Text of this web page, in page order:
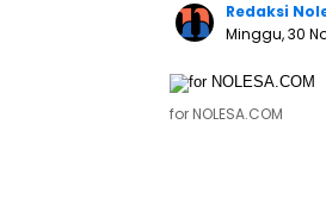
Redaksi
Minggu, 30
for NOLESA.COM